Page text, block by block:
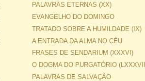
PALAVRAS ETERNAS (XX)
EVANGELHO DO DOMINGO
TRATADO SOBRE A HUMILDADE (IX)
A ENTRADA DA ALMA NO CÉU
FRASES DE SENDARIUM (XXXVI)
O DOGMA DO PURGATÓRIO
PALAVRAS DE SALVAÇÃO